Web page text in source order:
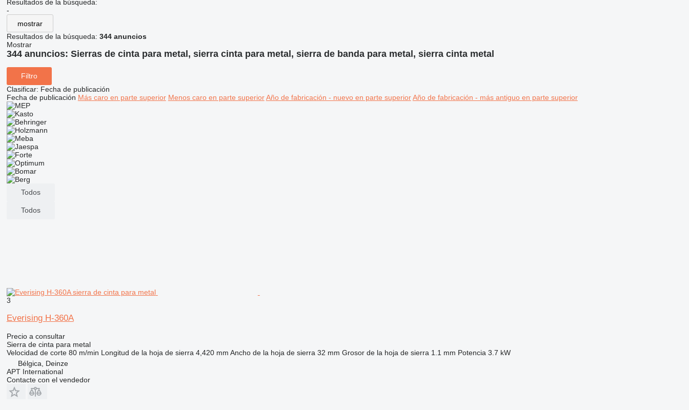
Resultados de la búsqueda:
-
mostrar
Resultados de la búsqueda: 344 anuncios
Mostrar
344 anuncios: Sierras de cinta para metal, sierra cinta para metal, sierra de banda para metal, sierra cinta metal
Filtro
Clasificar: Fecha de publicación
Fecha de publicación Más caro en parte superior Menos caro en parte superior Año de fabricación - nuevo en parte superior Año de fabricación - más antiguo en parte superior
Todos
Todos
3
Everising H-360A
Precio a consultar
Sierra de cinta para metal
Velocidad de corte 80 m/min Longitud de la hoja de sierra 4,420 mm Ancho de la hoja de sierra 32 mm Grosor de la hoja de sierra 1.1 mm Potencia 3.7 kW
Bélgica, Deinze
APT International
Contacte con el vendedor